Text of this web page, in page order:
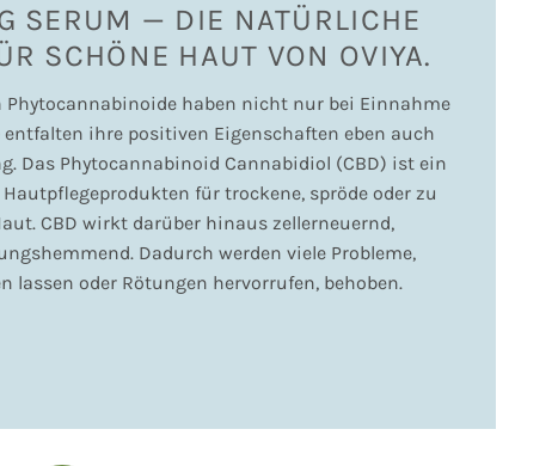
SERUM — DIE NATÜRLICHE
SCHÖNE HAUT VON OVIYA.
Phytocannabinoide haben nicht nur bei Einnahme
ihre positiven Eigenschaften eben auch
Das Phytocannabinoid Cannabidiol (CBD) ist ein
für trockene, spröde oder zu
CBD wirkt darüber hinaus zellerneuernd,
Dadurch werden viele Probleme,
lassen oder Rötungen hervorrufen, behoben.